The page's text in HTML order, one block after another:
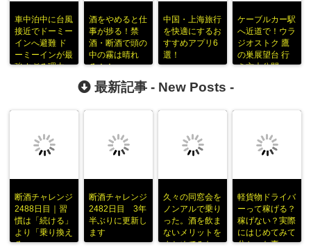
車中泊中に台風
接近でドーミー
インへ避難 ド
ーミーインが最
強すぎる理由
酒をやめると仕
事が捗る！禁
酒・断酒で頭の
中の霧は晴れ
る！！
中国・上海旅行
を快適にするお
すすめアプリ6
選！
ケーブルカー駅
へ近道で！ウラ
ジオストク 鷹
の巣展望台 行
き方大公開
最新記事 - New Posts -
断酒チャレンジ
2488日目｜習
慣は「続ける」
より「乗り換え
る」
断酒チャレンジ
2482日目 3年
半ぶりに更新し
ます
久々の同窓会を
ノンアルで乗り
った。酒を飲ま
ないメリットを
まとめてみた
軽貨物ドライバ
ーって稼げる？
稼げない？実際
にはじめてみて
分かった事